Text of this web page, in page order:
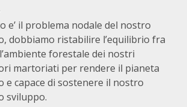
e’ il problema nodale del nostro
dobbiamo ristabilire l’equilibrio fra
forestale dei nostri
martoriati per rendere il pianeta
e capace di sostenere il nostro
sviluppo.